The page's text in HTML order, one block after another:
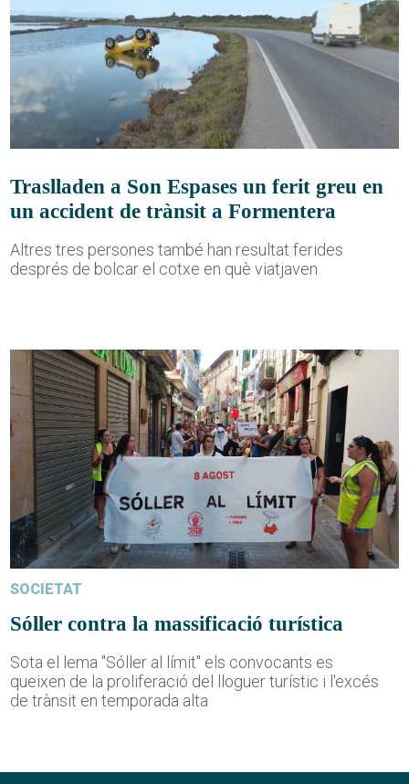
Traslladen a Son Espases un ferit greu en
un accident de trànsit a Formentera
Altres tres persones també han resultat ferides
després de bolcar el cotxe en què viatjaven
SOCIETAT
Sóller contra la massificació turística
Sota el lema "Sóller al límit" els convocants es
queixen de la proliferació del lloguer turístic i l'excés
de trànsit en temporada alta